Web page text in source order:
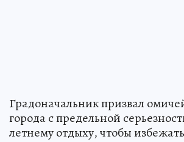
Градоначальник призвал
города с предельной
летнему отдыху, чтобы